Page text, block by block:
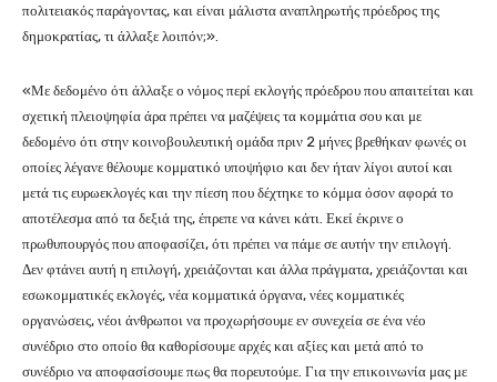
πολιτειακός παράγοντας, και είναι μάλιστα αναπληρωτής πρόεδρος της
δημοκρατίας, τι άλλαξε λοιπόν;».
«Με δεδομένο ότι άλλαξε ο νόμος περί εκλογής πρόεδρου που απαιτείται και
σχετική πλειοψηφία άρα πρέπει να μαζέψεις τα κομμάτια σου και με
δεδομένο ότι στην κοινοβουλευτική ομάδα πριν 2 μήνες βρεθήκαν φωνές οι
οποίες λέγανε θέλουμε κομματικό υποψήφιο και δεν ήταν λίγοι αυτοί και
μετά τις ευρωεκλογές και την πίεση που δέχτηκε το κόμμα όσον αφορά το
αποτέλεσμα από τα δεξιά της, έπρεπε να κάνει κάτι. Εκεί έκρινε ο
πρωθυπουργός που αποφασίζει, ότι πρέπει να πάμε σε αυτήν την επιλογή.
Δεν φτάνει αυτή η επιλογή, χρειάζονται και άλλα πράγματα, χρειάζονται και
εσωκομματικές εκλογές, νέα κομματικά όργανα, νέες κομματικές
οργανώσεις, νέοι άνθρωποι να προχωρήσουμε εν συνεχεία σε ένα νέο
συνέδριο στο οποίο θα καθορίσουμε αρχές και αξίες και μετά από το
συνέδριο να αποφασίσουμε πως θα πορευτούμε. Για την επικοινωνία μας με